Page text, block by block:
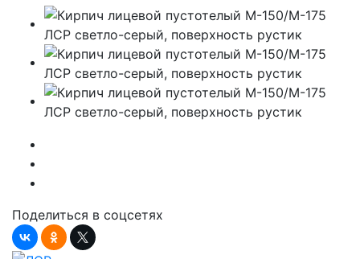
Поделиться в соцсетях